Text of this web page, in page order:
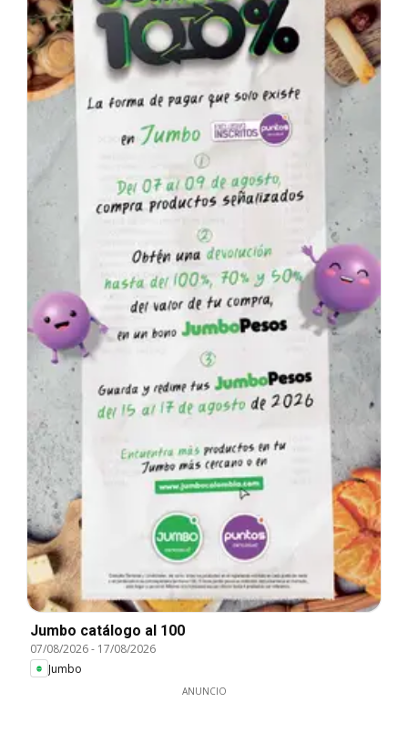
Jumbo catálogo al 100
07/08/2026- 17/08/2026
Jumbo
ANUNCIO